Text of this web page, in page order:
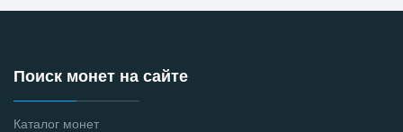
Поиск монет на сайте
Каталог монет